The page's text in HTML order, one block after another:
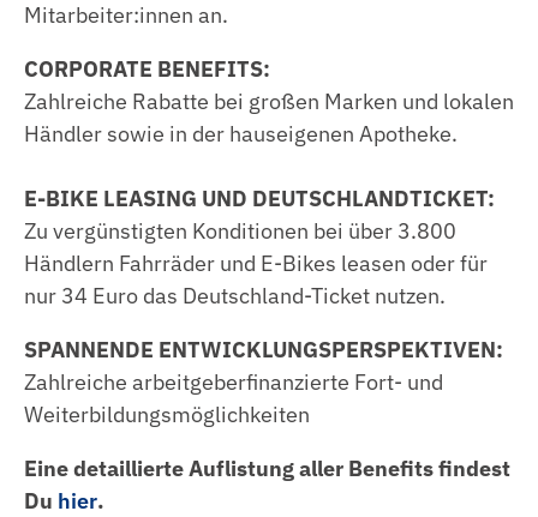
Mitarbeiter:innen an.
CORPORATE BENEFITS:
Zahlreiche Rabatte bei großen Marken und lokalen
Händler sowie in der hauseigenen Apotheke.
E-BIKE LEASING UND DEUTSCHLANDTICKET:
Zu vergünstigten Konditionen bei über 3.800
Händlern Fahrräder und E-Bikes leasen oder für
nur 34 Euro das Deutschland-Ticket nutzen.
SPANNENDE ENTWICKLUNGSPERSPEKTIVEN:
Zahlreiche arbeitgeberfinanzierte Fort- und
Weiterbildungsmöglichkeiten
Eine detaillierte Auflistung aller Benefits findest
Du hier.